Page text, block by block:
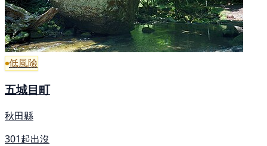
低風險
五城目町
秋田縣
301起出沒